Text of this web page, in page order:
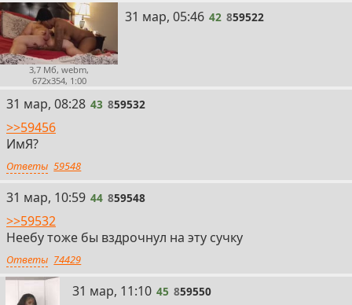
3,7 Мб, webm,
672x354, 1:00
42
31 мар, 05:46 42 859522
43
31 мар, 08:28 43 859532
>>59456
ИмЯ?
Ответы 59548
44
31 мар, 10:59 44 859548
>>59532
Неебу тоже бы вздрочнул на эту сучку
Ответы 74429
45
31 мар, 11:10 45 859550